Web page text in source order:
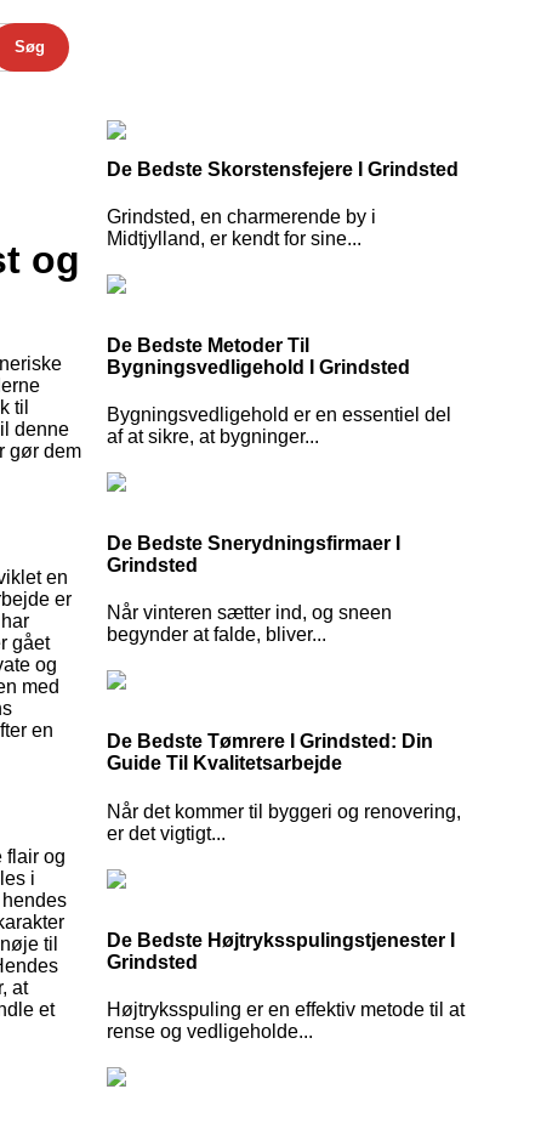
Søg
og
til
denne
gør dem
en
er
gået
og
med
en
flair og
i
til
at
et
De Bedste Skorstensfejere I Grindsted
Grindsted, en charmerende by i
Midtjylland, er kendt for sine...
De Bedste Metoder Til
Bygningsvedligehold I Grindsted
Bygningsvedligehold er en essentiel del
af at sikre, at bygninger...
De Bedste Snerydningsfirmaer I
Grindsted
Når vinteren sætter ind, og sneen
begynder at falde, bliver...
De Bedste Tømrere I Grindsted: Din
Guide Til Kvalitetsarbejde
Når det kommer til byggeri og renovering,
er det vigtigt...
De Bedste Højtryksspulingstjenester I
Grindsted
Højtryksspuling er en effektiv metode til at
rense og vedligeholde...